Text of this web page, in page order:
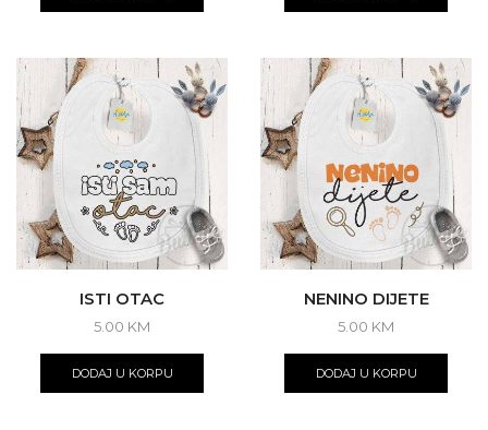
ISTI OTAC
5.00 KM
DODAJ U KORPU
NENINO DIJETE
5.00 KM
DODAJ U KORPU